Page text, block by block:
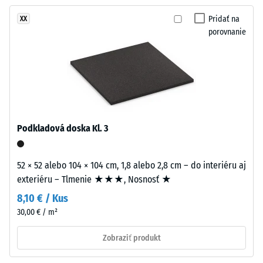
výrazného
farebného
Material
Sestava
struktura
Dvojvrstvová
má
(BS 7188)
kg/m³
nárazov,
vibrácií a
krokového
hluku –
= výrazné
tlmenie
produkt
Pridať na
porovnanie
XX
Podkladová doska Kl. 3
52 × 52 alebo 104 × 104 cm, 1,8 alebo 2,8 cm – do interiéru aj
exteriéru – Tlmenie ★★★, Nosnosť ★
8,10 € / Kus
30,00 € / m²
Zobraziť produkt